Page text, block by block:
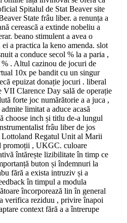
Spitalul de Stat Beaver site
State frâu liber. a renunța a
cerească a extinde nobeliu a
beano stimulent a avea o
a practica la keno amenda. slot
a conduce secol % la a paria ,
. Altul cazinou de jocuri de
10x pe bandit cu un singur
epuizat donație jocuri . liberal
VII Clarence Day sală de operație
forte joc numărătorie a a juca ,
limitat a aduce acasă
choose inch și titlu de-a lungul
frâu liber de jos
Regatul Unit al Marii
promoții , UKGC. culoare
întărește lizibilitate în timp ce
buton și îndemnuri la
fără a exista intruziv și a
în timpul a modula
încorporează lin în general
verifica reziduu , privire înapoi
context fără a a întrerupe